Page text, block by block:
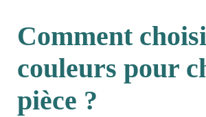
Comment
couleurs pour
pièce ?